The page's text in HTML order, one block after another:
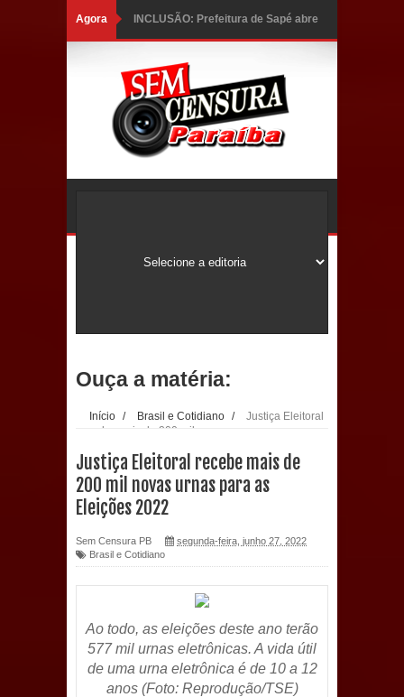
Agora INCLUSÃO: Prefeitura de Sapé abre
Social; veja documentação
necessária!
PDT da Paraíba faz reunião
preparativa para convenção estadual
Prefeitura de Sapé paga salários
dentro do mês trabalhado e injeta R$
12 milhões na economia
Ouça a matéria:
Início / Brasil e Cotidiano /
Justiça Eleitoral
recebe mais de 200 mil novas urnas para as
Justiça Eleitoral recebe mais de
200 mil novas urnas para as
Eleições 2022
Sem Censura PB
segunda-feira, junho 27, 2022
Brasil e Cotidiano
Ao todo, as eleições deste ano terão
577 mil urnas eletrônicas. A vida útil
de uma urna eletrônica é de 10 a 12
anos (Foto: Reprodução/TSE)